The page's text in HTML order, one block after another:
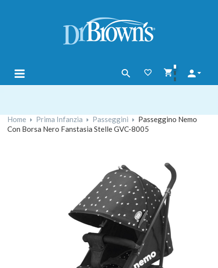




navigazione
☰
Home Prima Infanzia Passeggini
Passeggino Nemo
Con Borsa Nero Fanstasia Stelle GVC-8005